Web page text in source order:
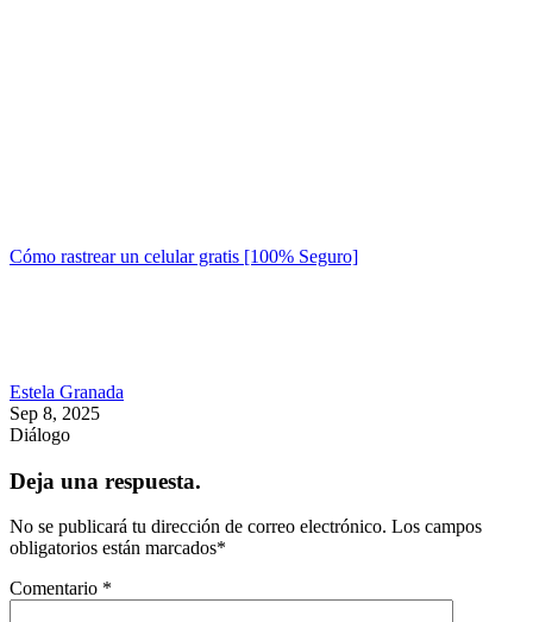
Cómo rastrear un celular gratis [100% Seguro]
Estela Granada
Sep 8, 2025
Diálogo
Deja una respuesta.
No se publicará tu dirección de correo electrónico. Los campos
obligatorios están marcados*
Comentario *